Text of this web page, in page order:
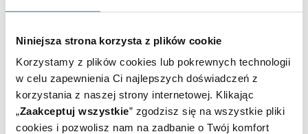
Niniejsza strona korzysta z plików cookie
Korzystamy z plików cookies lub pokrewnych technologii
w celu zapewnienia Ci najlepszych doświadczeń z
korzystania z naszej strony internetowej. Klikając
„Zaakceptuj wszystkie” zgodzisz się na wszystkie pliki
cookies i pozwolisz nam na zadbanie o Twój komfort